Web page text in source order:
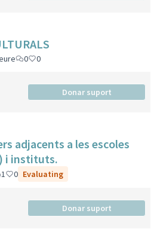
0 0
Donar suport
adjacents a les escoles
i instituts.
1 0 Evaluating
Donar suport